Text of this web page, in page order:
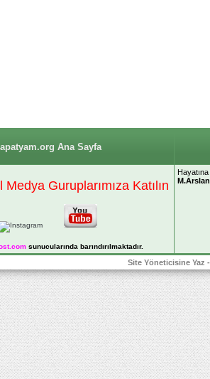
Ana Sayfa
Guruplarımıza Katılın
.comsunucularında barındırılmaktadır.
M.Arslan
Site Yöneticisine Yaz